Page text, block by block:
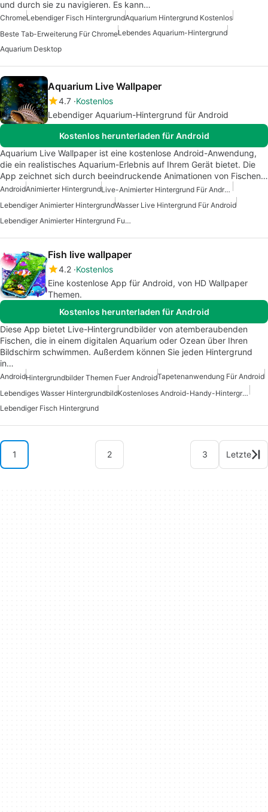
und durch sie zu navigieren. Es kann…
ChromeLebendiger Fisch HintergrundAquarium Hintergrund Kostenlos
Beste Tab-Erweiterung Für ChromeLebendes Aquarium-Hintergrund
Aquarium Desktop
Aquarium Live Wallpaper
4.7 Kostenlos
Lebendiger Aquarium-Hintergrund für Android
Kostenlos herunterladen für Android
Aquarium Live Wallpaper ist eine kostenlose Android-Anwendung,
die ein realistisches Aquarium-Erlebnis auf Ihrem Gerät bietet. Die
App zeichnet sich durch beeindruckende Animationen von Fischen…
AndroidAnimierter Hintergrund
Live-Animierter Hintergrund Für Android
Lebendiger Animierter HintergrundWasser Live Hintergrund Für Android
Lebendiger Animierter Hintergrund Fuer Android
Fish live wallpaper
4.2 Kostenlos
Eine kostenlose App für Android, von HD Wallpaper
Themen.
Kostenlos herunterladen für Android
Diese App bietet Live-Hintergrundbilder von atemberaubenden
Fischen, die in einem digitalen Aquarium oder Ozean über Ihren
Bildschirm schwimmen. Außerdem können Sie jeden Hintergrund
in…
AndroidHintergrundbilder Themen Fuer AndroidTapetenanwendung Für Android
Lebendiges Wasser Hintergrundbild
Kostenloses Android-Handy-Hintergrundbild
Lebendiger Fisch Hintergrund
1 2 3 Letzte